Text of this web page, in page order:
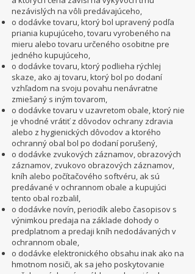
nezávislých na vôli predávajúceho,
o dodávke tovaru, ktorý bol upravený podľa
priania kupujúceho, tovaru vyrobeného na
mieru alebo tovaru určeného osobitne pre
jedného kupujúceho,
o dodávke tovaru, ktorý podlieha rýchlej
skaze, ako aj tovaru, ktorý bol po dodaní
vzhľadom na svoju povahu nenávratne
zmiešaný s iným tovarom,
o dodávke tovaru v uzavretom obale, ktorý nie
je vhodné vrátiť z dôvodov ochrany zdravia
alebo z hygienických dôvodov a ktorého
ochranný obal bol po dodaní porušený,
o dodávke zvukových záznamov, obrazových
záznamov, zvukovo obrazových záznamov,
kníh alebo počítačového softvéru, ak sú
predávané v ochrannom obale a kupujúci
tento obal rozbalil,
o dodávke novín, periodík alebo časopisov s
výnimkou predaja na základe dohody o
predplatnom a predaji kníh nedodávaných v
ochrannom obale,
o dodávke elektronického obsahu inak ako na
hmotnom nosiči, ak sa jeho poskytovanie